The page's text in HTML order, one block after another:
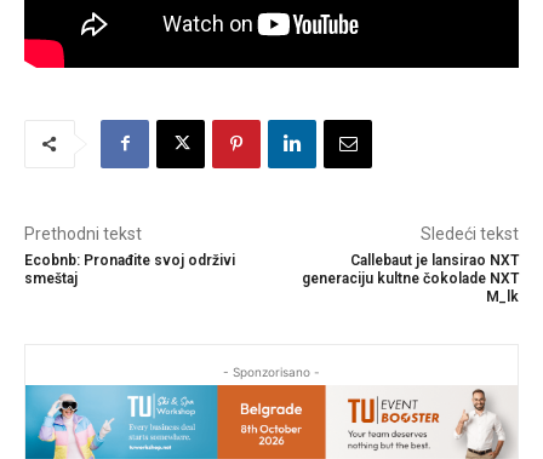
Prethodni tekst
Ecobnb: Pronađite svoj održivi
smeštaj
Sledeći tekst
Callebaut je lansirao NXT
generaciju kultne čokolade NXT
M_lk
- Sponzorisano -